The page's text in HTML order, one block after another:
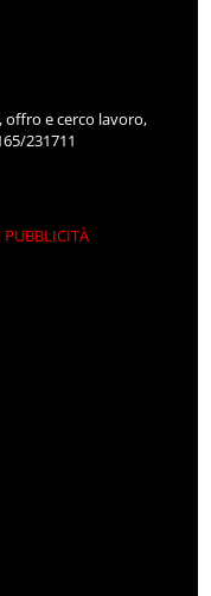
offro e cerco lavoro,
231711
PUBBLICITÀ